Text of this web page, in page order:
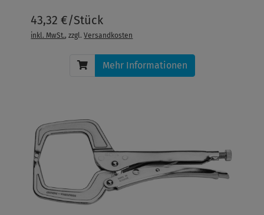
43,32 €/Stück
inkl. MwSt., zzgl.Versandkosten
Mehr Informationen